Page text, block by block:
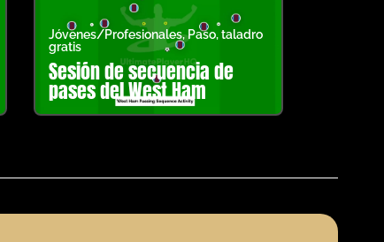
Jóvenes/Profesionales,Paso,taladro
gratis
Sesión de secuencia de
pases del West Ham